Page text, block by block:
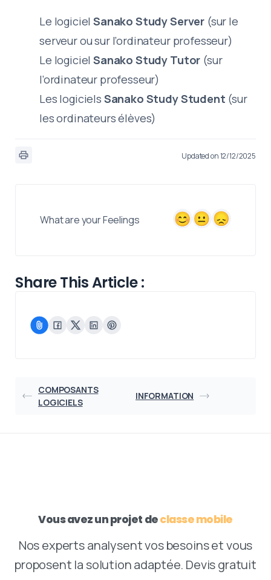
Le logicielSanako Study Server (sur le
serveur ou sur l’ordinateur professeur)
Le logicielSanako Study Tutor (sur
l’ordinateur professeur)
Les logiciels Sanako Study Student (sur
les ordinateurs élèves)
Updated on 12/12/2025
What are your Feelings
Share This Article :
COMPOSANTS
LOGICIELS
INFORMATION
Vous avez un projet declasse mobile
Nos experts analysent vos besoins et vous
proposent la solution adaptée. Devis gratuit